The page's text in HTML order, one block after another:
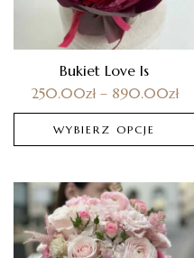
Bukiet Love Is
250.00zł– 890.00zł
WYBIERZ OPCJE